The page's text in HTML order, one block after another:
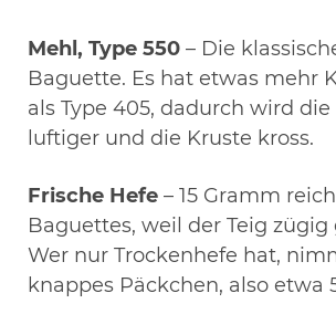
Mehl, Type 550 – Die
Baguette. Es hat etwas mehr
als Type 405, dadurch wird
luftiger und die Kruste kross.
Frische Hefe – 15 Gramm
Baguettes, weil der Teig zügig
Wer nur Trockenhefe hat,
knappes Päckchen, also etwa